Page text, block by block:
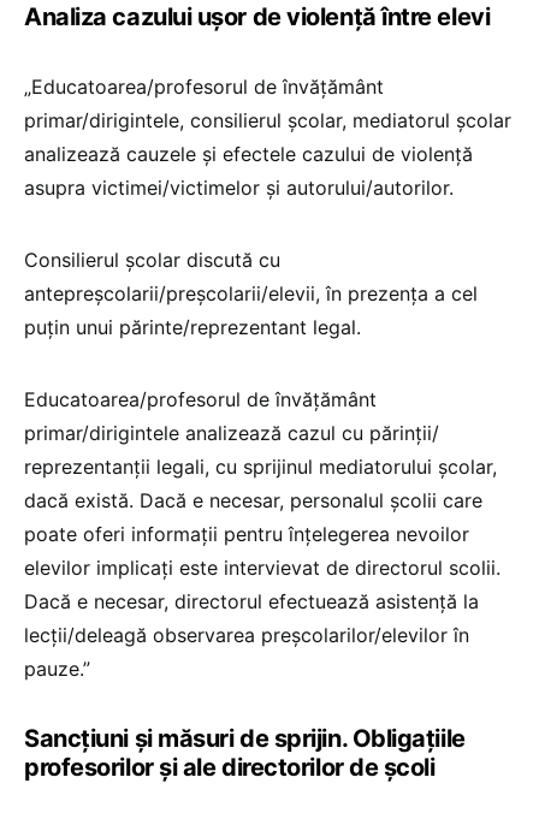
Analiza cazului ușor de violență între elevi
„Educatoarea/profesorul de învățământ
primar/dirigintele, consilierul școlar, mediatorul școlar
analizează cauzele și efectele cazului de violență
asupra victimei/victimelor și autorului/autorilor.
Consilierul școlar discută cu
antepreșcolarii/preșcolarii/elevii, în prezența a cel
puțin unui părinte/reprezentant legal.
Educatoarea/profesorul de învățământ
primar/dirigintele analizează cazul cu părinții/
reprezentanții legali, cu sprijinul mediatorului școlar,
dacă există. Dacă e necesar, personalul școlii care
poate oferi informații pentru înțelegerea nevoilor
elevilor implicați este intervievat de directorul scolii.
Dacă e necesar, directorul efectuează asistență la
lecții/deleagă observarea preșcolarilor/elevilor în
pauze.”
Sancțiuni și măsuri de sprijin. Obligațiile
profesorilor și ale directorilor de școli